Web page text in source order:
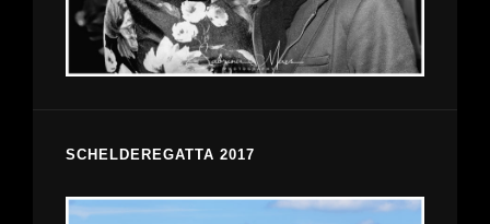
SCHELDEREGATTA 2017